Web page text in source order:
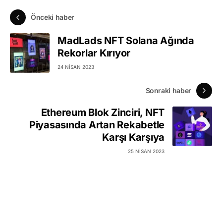
Önceki haber
MadLads NFT Solana Ağında
Rekorlar Kırıyor
24 NISAN 2023
Sonraki haber
Ethereum Blok Zinciri, NFT
Piyasasında Artan Rekabetle
Karşı Karşıya
25 NISAN 2023